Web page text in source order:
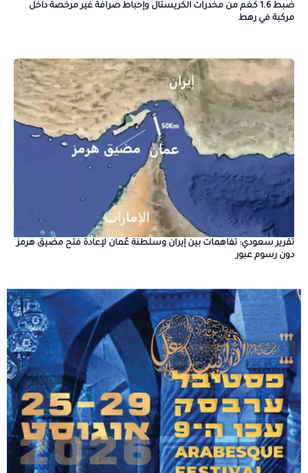
ضبط 1.6 كغم من مخدرات الكريستال وإحباط صرافة غير مرخصة داخل
مركبة في رهط
تقرير سعودي: تفاهمات بين إيران وسلطنة عُمان لإعادة فتح مضيق هرمز
دون رسوم عبور